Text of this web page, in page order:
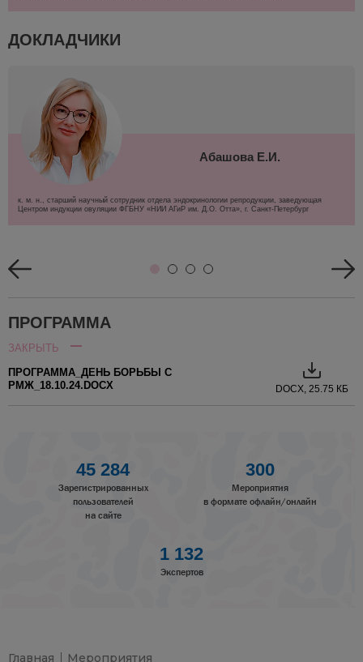
ДОКЛАДЧИКИ
Абашова Е.И.
к. м. н., старший научный сотрудник отдела эндокринологии репродукции, заведующая
Центром индукции овуляции ФГБНУ «НИИ АГиР им. Д.О. Отта», г. Санкт-Петербург
ПРОГРАММА
ЗАКРЫТЬ
ПРОГРАММА_ДЕНЬ БОРЬБЫ С
РМЖ_18.10.24.DOCX
DOCX, 25.75 КБ
45 284
Зарегистрированных
пользователей
на сайте
300
Мероприятия
в формате офлайн/онлайн
1 132
Экспертов
Главная Мероприятия